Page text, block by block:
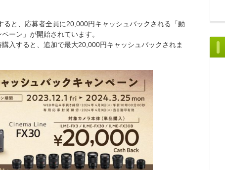
と、応募者全員に20,000円キャッシュバックされる「動
ーン」が開始されています。
入すると、追加で最大20,000円キャッシュバックされま